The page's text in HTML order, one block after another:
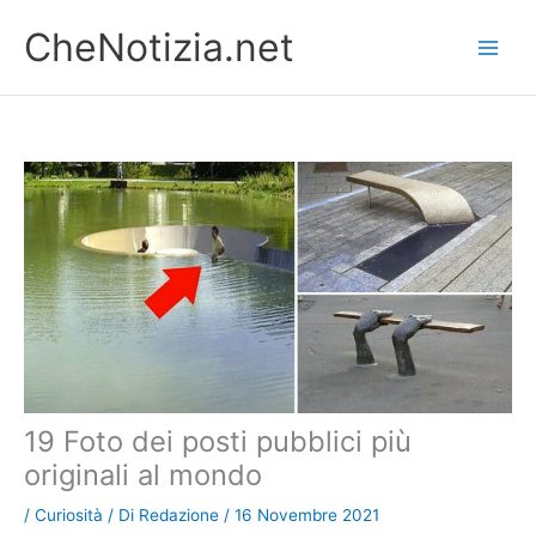
contenuto
CheNotizia.net
19 Foto dei posti pubblici più
originali al mondo
/ Curiosità / Di Redazione / 16 Novembre 2021